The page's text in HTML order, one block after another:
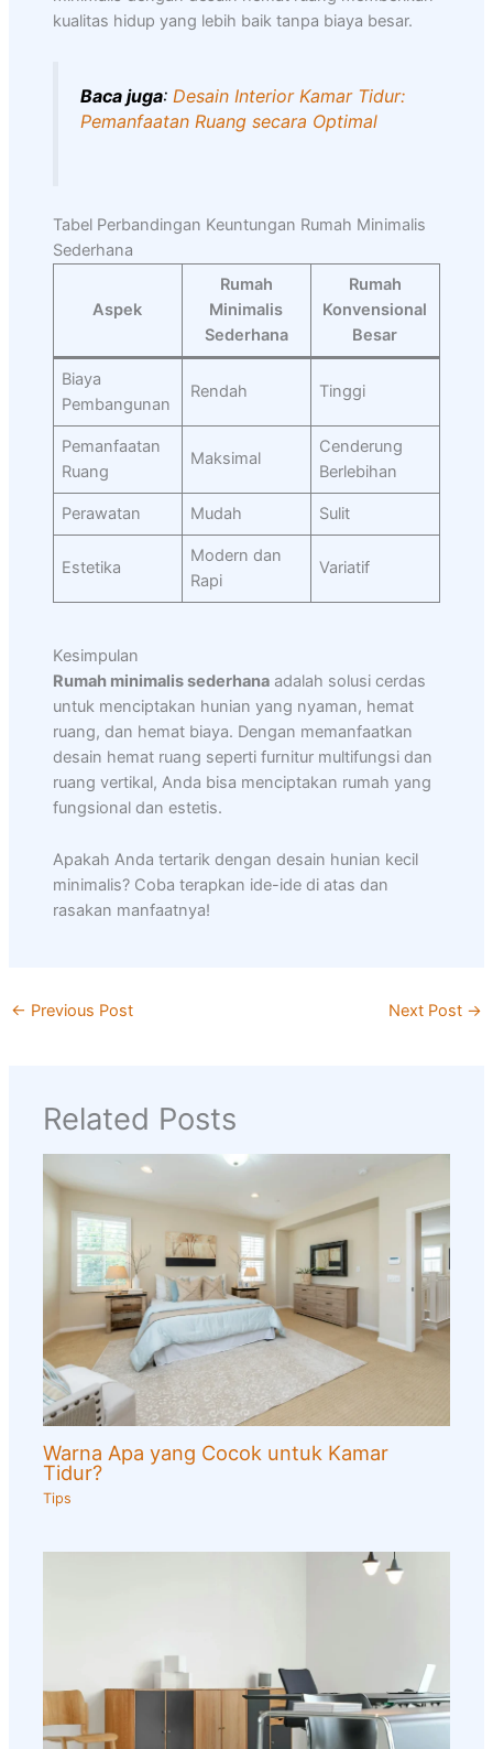
kualitas hidup yang lebih baik tanpa biaya besar.
Baca juga: Desain Interior Kamar Tidur:
Pemanfaatan Ruang secara Optimal
Tabel Perbandingan Keuntungan Rumah Minimalis
Sederhana
Aspek
Rumah
Minimalis
Sederhana
Rumah
Konvensional
Besar
Biaya
Pembangunan
Rendah Tinggi
Pemanfaatan
Ruang
Maksimal
Cenderung
Berlebihan
Perawatan Mudah Sulit
Estetika
Modern dan
Rapi
Variatif
Kesimpulan
Rumah minimalis sederhanaadalah solusi cerdas
untuk menciptakan hunian yang nyaman, hemat
ruang, dan hemat biaya. Dengan memanfaatkan
desain hemat ruang seperti furnitur multifungsi dan
ruang vertikal, Anda bisa menciptakan rumah yang
fungsional dan estetis.
Apakah Anda tertarik dengan desain hunian kecil
minimalis? Coba terapkan ide-ide di atas dan
rasakan manfaatnya!
← Previous Post Next Post →
Related Posts
Warna Apa yang Cocok untuk Kamar
Tidur?
Tips